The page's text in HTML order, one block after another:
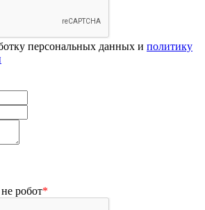
персональных данных и политику
робот*